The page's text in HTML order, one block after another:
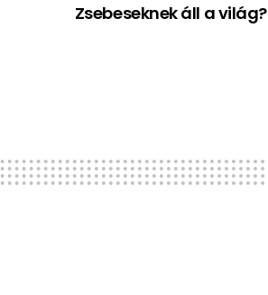
Zsebeseknek áll a világ?